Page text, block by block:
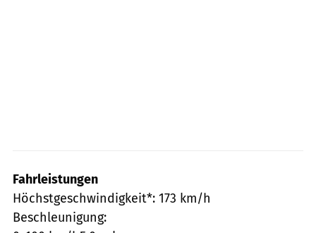
Fahrleistungen
Höchstgeschwindigkeit*: 173 km/h
Beschleunigung: